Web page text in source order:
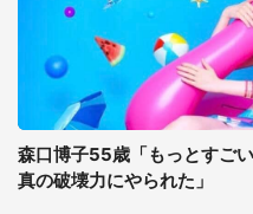
森口博子55歳「もっとすご
真の破壊力にやられた」